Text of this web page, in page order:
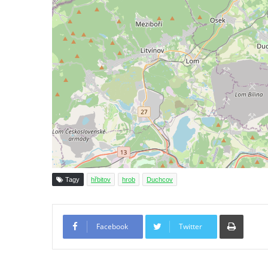
Hrob Jana a Marie Tybytanclových na
hřbitově v Římově
Hrob rodiny Lorenz na hřbitově v Římově
Hrob rodiny Wähner na hřbitově v Dolním
Podluží
Hrob rodiny Stolle na hřbitově v Dolním
Podluží
Hrob Josefa Adlera na hřbitově v Dolním
Podluží
Hrob Eduarda Tietzeho na hřbitově v
Dolním Podluží
Hrob rodiny Meisel na hřbitově v Dolním
Podluží
Hrob rodiny Kunze na hřbitově v Dolním
Tagy hřbitov hrob Duchcov
Facebook Twitter